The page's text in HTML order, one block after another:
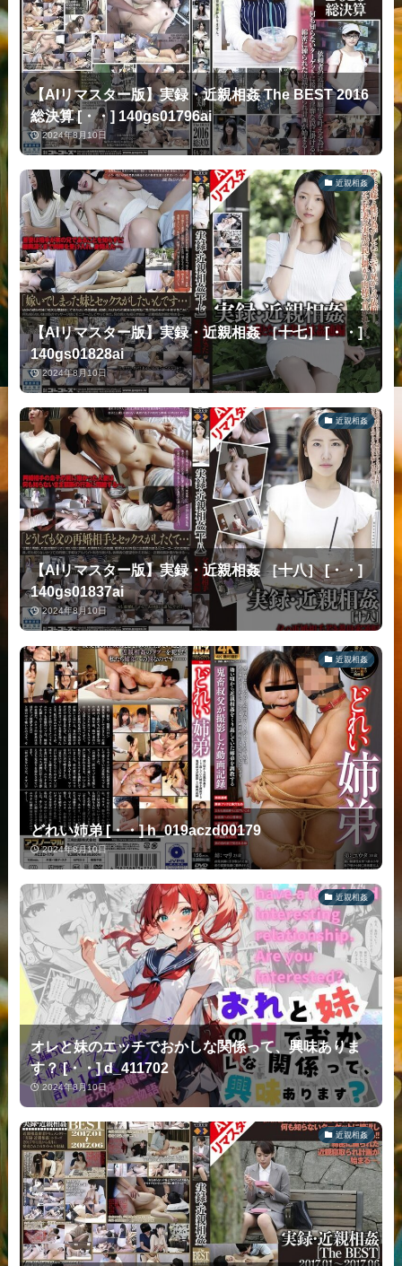
【AIリマスター版】実録・近親相姦 The BEST 2016
総決算 [・・] 140gs01796ai
2024年8月10日
近親相姦
【AIリマスター版】実録・近親相姦 ［十七］ [・・]
140gs01828ai
2024年8月10日
近親相姦
【AIリマスター版】実録・近親相姦 ［十八］ [・・]
140gs01837ai
2024年8月10日
近親相姦
どれい姉弟 [・・] h_019aczd00179
2024年8月10日
近親相姦
オレと妹のエッチでおかしな関係って、興味ありま
す？ [・・] d_411702
2024年8月10日
近親相姦